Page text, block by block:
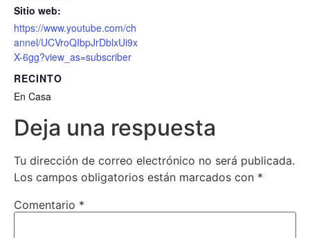
Sitio web:
https://www.youtube.com/ch
annel/UCVroQIbpJrDblxUi9x
X-6gg?view_as=subscriber
RECINTO
En Casa
Deja una respuesta
Tu dirección de correo electrónico no será publicada.
Los campos obligatorios están marcados con *
Comentario *